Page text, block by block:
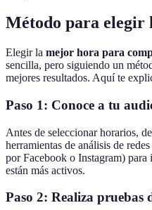
Método para elegir
Elegir la mejor hora para
sencilla, pero siguiendo un
mejores resultados. Aquí te
Paso 1: Conoce a tu
Antes de seleccionar horarios,
herramientas de análisis de
por Facebook o Instagram)
están más activos.
Paso 2: Realiza pruebas